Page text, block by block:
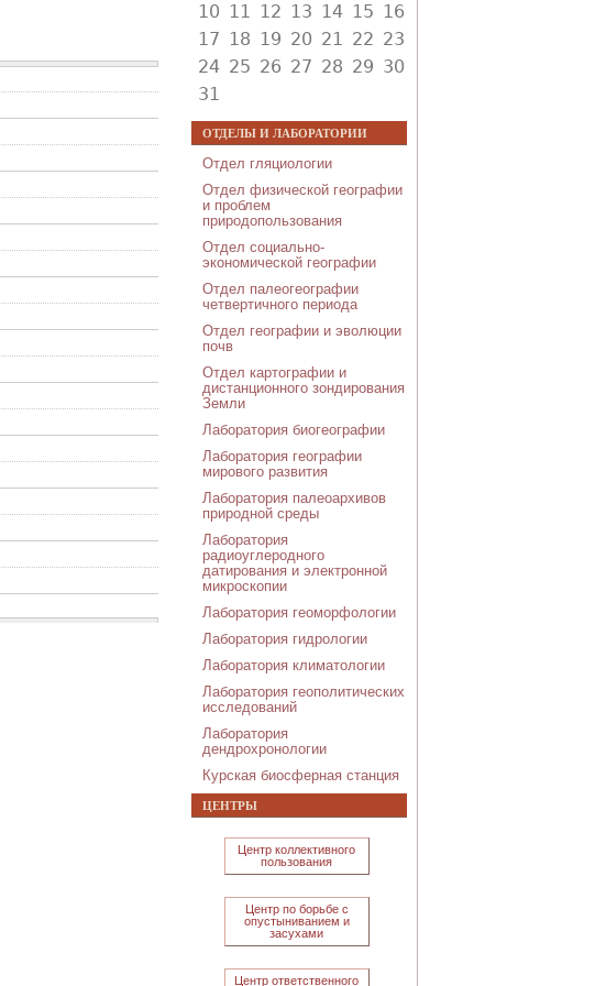
10 11 12 13 14 15 16
17 18 19 20 21 22 23
24 25 26 27 28 29 30
31
ОТДЕЛЫ И ЛАБОРАТОРИИ
Отдел гляциологии
Отдел физической географии
и проблем
природопользования
Отдел социально-
экономической географии
Отдел палеогеографии
четвертичного периода
Отдел географии и эволюции
почв
Отдел картографии и
дистанционного зондирования
Земли
Лаборатория биогеографии
Лаборатория географии
мирового развития
Лаборатория палеоархивов
природной среды
Лаборатория
радиоуглеродного
датирования и электронной
микроскопии
Лаборатория геоморфологии
Лаборатория гидрологии
Лаборатория климатологии
Лаборатория геополитических
исследований
Лаборатория
дендрохронологии
Курская биосферная станция
ЦЕНТРЫ
Центр коллективного
пользования
Центр по борьбе с
опустыниванием и
засухами
Центр ответственного